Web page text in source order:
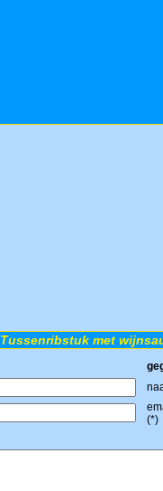
Tussenribstuk met
(*)